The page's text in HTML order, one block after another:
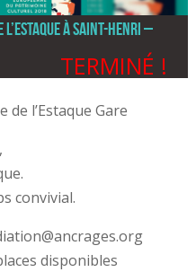
à Saint-Henri –
TERMINÉ !
de l’Estaque Gare
convivial.
disponibles